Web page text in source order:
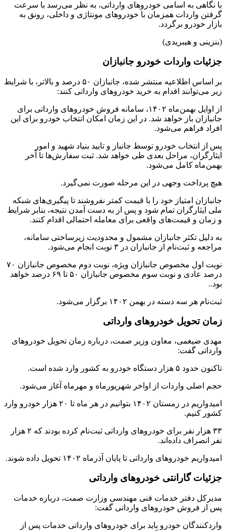
با نگاهی به اسامی خودروهای وارداتی، به نظر می‌رسد با سرعت
گرفتن واردات همزمان با خودروهای مونتاژی و داخلی، رونق به
بازار خودرو برگردد.
(بنزینی و هیبریدی)
جزئیات واردات خودرو جانبازان
بر اساس اطلاعیه منتشر شده، جانبازان ۵۰ درصد و بالاتر، با شرایط
زیر می‌توانند اقدام به خرید خودروهای وارداتی کنند:
از اوایل بهمن‌ماه ۱۴۰۲، سامانه فروش خودروهای وارداتی برای
جانبازان باز خواهد شد. در این زمان امکان انتخاب خودرو برای این
افراد فراهم می‌شود.
پس از انتخاب خودرو توسط جانباز و تایید بنیاد شهید و امور
ایثارگران، مراحل بعدی طی خواهد شد. ثبت سفارش‌ها تا آخر
بهمن‌ماه کامل می‌شود.
هیچ پرداخت وجهی در این مرحله صورت نمی‌گیرد.
جانبازان امتیاز خود را با قیمت کمتر نفروشند تا پیگیری‌های شبکه
ملی ایثارگران تمام شود و پس از به دست آمدن نتیجه، بنابر شرایط
و زمان و قیمت‌های واقعی برای معامله احتمالی اقدام کنند.
به دلیل تکثر جانبازان مشمول و محدودیت زیرساختی سامانه،
مراجعه و ثبت‌نام از جانبازان در ۳ نوبت انجام می‌شود.
نوبت اول مخصوص جانبازان ویژه، نوبت دوم مخصوص جانبازان ۷۰
درصد عادی و نوبت سوم مخصوص جانبازان ۵۰ تا ۶۹ درصد خواهد
بود..
ثبت‌نام هر سه دسته در بهمن ۱۴۰۲ برگزار می‌شود.
زمان تحویل خودروهای وارداتی
مهدی ضیغمی، معاون وزیر صمت، درباره زمان تحویل خودروهای
وارداتی گفت:
تاکنون حدود ۵ هزار دستگاه خودرو به کشور وارد شده است.
حجم اصلی واردات از اواخر شهریورماه و مهرماه آغاز می‌شود.
امیدواریم در زمستان ۱۴۰۲ بتوانیم در هر ماه تا ۲۰ هزار خودرو وارد
کشور کنیم.
۳۳ هزار نفر برای خودروهای وارداتی ثبت‌نام کرده بودند که ۲ هزار
نفر انصراف داده‌اند.
امیدواریم خودروهای وارداتی تا پایان آذرماه ۱۴۰۲ تحویل داده شوند.
جزئیات گارانتی خودروهای وارداتی
مدیرکل دفتر خدمات فنی مهندسی وزارت صمت، درباره خدمات
پس از فروش خودروهای وارداتی گفت:
واردکنندگان خودرو باید برای خودروهای وارداتی خدمات پس از